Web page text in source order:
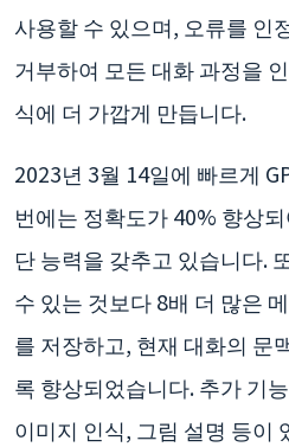
사용할 수 있으며, 오류를 인
거부하여 모든 대화 과정을
식에 더 가깝게 만듭니다.
2023년 3월 14일에 빠르게
번에는 정확도가 40% 향상
단 능력을 갖추고 있습니다.
수 있는 것보다 8배 더 많은
를 저장하고, 현재 대화의 문
록 향상되었습니다. 추가 기
이미지 인식, 그림 설명 등이